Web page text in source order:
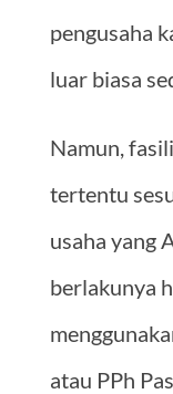
pengusaha
luar biasa
Namun,
tertentu
usaha yang
berlakunya
atau PPh